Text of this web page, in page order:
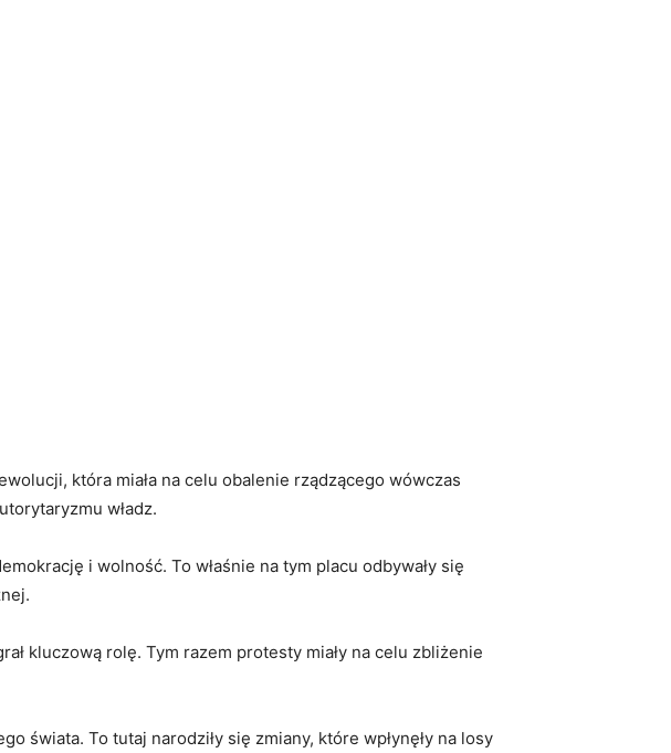
która miała na celu obalenie rządzącego wówczas
władz.
i wolność. To właśnie na tym placu odbywały się
kluczową rolę. Tym razem protesty miały na celu zbliżenie
świata. To tutaj narodziły się zmiany, które wpłynęły na losy